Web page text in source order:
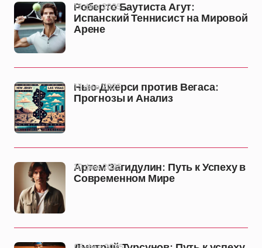
Роберто Баутиста Агут:
Испанский Теннисист на Мировой
Арене
13 фев 2025
Нью-Джерси против Вегаса:
Прогнозы и Анализ
13 фев 2025
Артем Загидулин: Путь к Успеху в
Современном Мире
10 фев 2025